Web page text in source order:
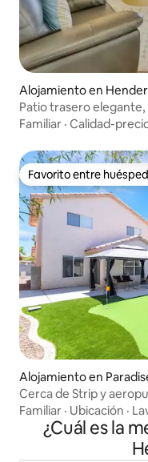
Alojamiento en
Patio trasero
Familiar · Calidad-
Favorito entre
Favorito entre
Alojamiento en
Cerca de Strip y
Familiar · Ubicación ·
¿Cuál es la